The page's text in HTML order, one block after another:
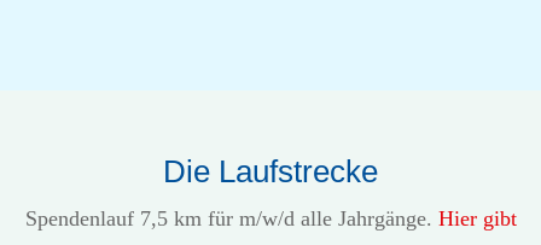
Die Laufstrecke
Spendenlauf 7,5 km für m/w/d alle Jahrgänge. Hier gibt